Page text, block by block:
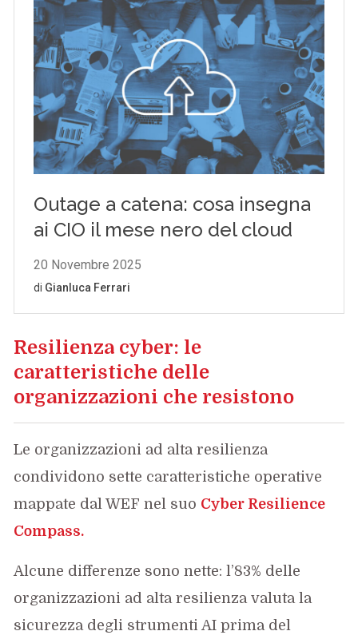
Resilienza cyber: le
caratteristiche delle
organizzazioni che resistono
Le organizzazioni ad alta resilienza
condividono sette caratteristiche operative
mappate dal WEF nel suo Cyber Resilience
Compass.
Alcune differenze sono nette: l’83% delle
organizzazioni ad alta resilienza valuta la
sicurezza degli strumenti AI prima del